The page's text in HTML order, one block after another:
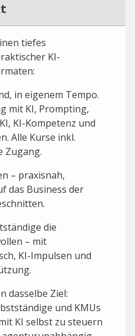
tiefes
KI-
in eigenem Tempo.
mit KI, Prompting,
KI-Kompetenz und
Alle Kurse inkl.
Zugang.
– praxisnah,
das Business der
die
– mit
KI-Impulsen und
dasselbe Ziel:
und KMUs
KI selbst zu steuern